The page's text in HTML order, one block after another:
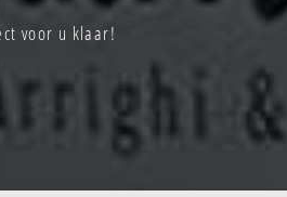
voor u klaar!